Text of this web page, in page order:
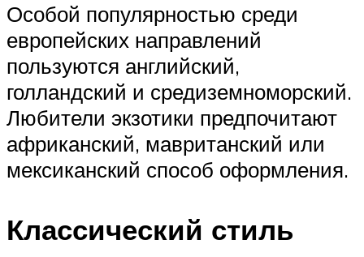
Особой популярностью среди
европейских направлений
пользуются английский,
голландский и средиземноморский.
Любители экзотики предпочитают
африканский, мавританский или
мексиканский способ оформления.
Классический стиль